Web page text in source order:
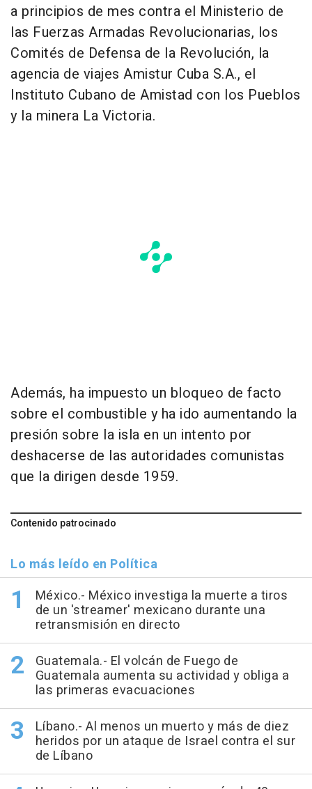
a principios de mes contra el Ministerio de
las Fuerzas Armadas Revolucionarias, los
Comités de Defensa de la Revolución, la
agencia de viajes Amistur Cuba S.A., el
Instituto Cubano de Amistad con los Pueblos
y la minera La Victoria.
Además, ha impuesto un bloqueo de facto
sobre el combustible y ha ido aumentando la
presión sobre la isla en un intento por
deshacerse de las autoridades comunistas
que la dirigen desde 1959.
Contenido patrocinado
Lo más leído en Política
México.- México investiga la muerte a tiros
de un 'streamer' mexicano durante una
retransmisión en directo
Guatemala.- El volcán de Fuego de
Guatemala aumenta su actividad y obliga a
las primeras evacuaciones
Líbano.- Al menos un muerto y más de diez
heridos por un ataque de Israel contra el sur
de Líbano